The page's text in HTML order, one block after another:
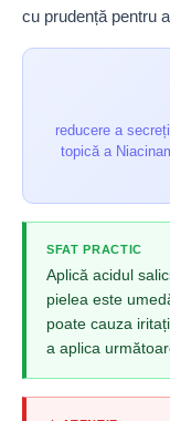
cu prudență pentru
reducere a
topică a
SFAT PRACTIC
Aplică acidul
pielea este
poate cauza
a aplica